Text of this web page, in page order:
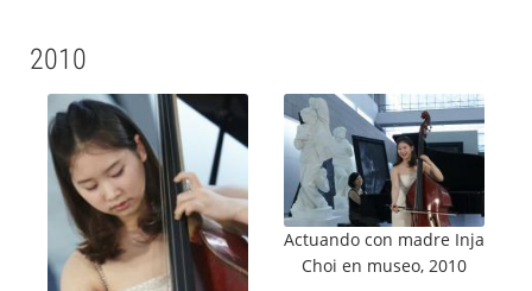
2010
Actuando con madre Inja
Choi en museo, 2010